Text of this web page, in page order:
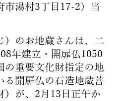
市湯村3丁目17-2）当
）のお地蔵さんは、二
年建立・開扉仏1050
の重要文化財指定の地
る開扉仏の石造地蔵菩
）が、2月13日正午か